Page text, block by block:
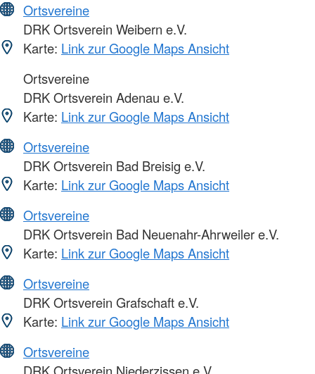
Ortsvereine
DRK Ortsverein Weibern e.V.
Karte: Link zur Google Maps Ansicht
Ortsvereine
DRK Ortsverein Adenau e.V.
Karte: Link zur Google Maps Ansicht
Ortsvereine
DRK Ortsverein Bad Breisig e.V.
Karte: Link zur Google Maps Ansicht
Ortsvereine
DRK Ortsverein Bad Neuenahr-Ahrweiler e.V.
Karte: Link zur Google Maps Ansicht
Ortsvereine
DRK Ortsverein Grafschaft e.V.
Karte: Link zur Google Maps Ansicht
Ortsvereine